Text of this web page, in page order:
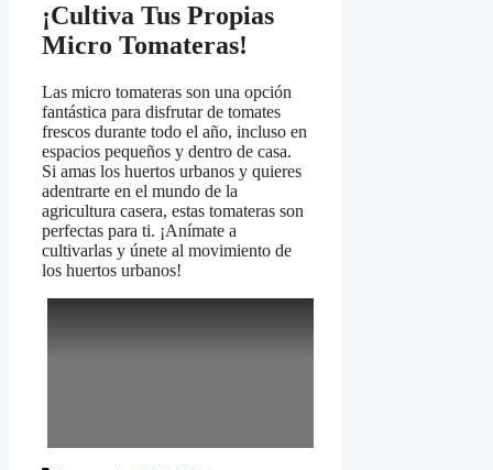
¡Cultiva Tus Propias
Micro Tomateras!
Las micro tomateras son una opción
fantástica para disfrutar de tomates
frescos durante todo el año, incluso en
espacios pequeños y dentro de casa.
Si amas los huertos urbanos y quieres
adentrarte en el mundo de la
agricultura casera, estas tomateras son
perfectas para ti. ¡Anímate a
cultivarlas y únete al movimiento de
los huertos urbanos!